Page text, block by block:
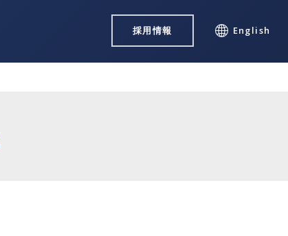
採用情報 English